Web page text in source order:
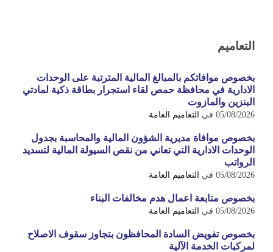
التعاميم
بخصوص موافاتكم بالمبالغ المالية المترتبة على الوحدات
الادارية في محافظة حمص لقاء استجرار بطاقة ذكية لمادتي
البنزين والمازوت
05/08/2026 في التعاميم العامة
بخصوص موافاة مديرية الشؤون المالية والمحاسبة بجدول
الوحدات الادارية التي تعاني من نقص السيولة المالية لتسديد
الرواتب
05/08/2026 في التعاميم العامة
بخصوص متابعة اعمال هدم مخالفات البناء
05/08/2026 في التعاميم العامة
بخصوص تفويض السادة المحافظون بتجاوز سقوف الاصلاح
لمركبات الخدمة الآلية